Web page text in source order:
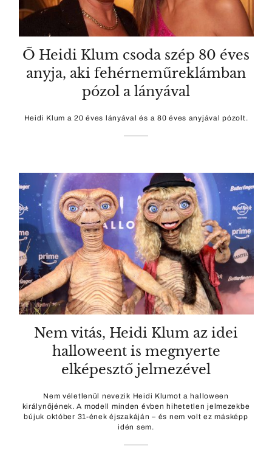
Ő Heidi Klum csoda szép 80 éves
anyja, aki fehérneműreklámban
pózol a lányával
Heidi Klum a 20 éves lányával és a 80 éves anyjával pózolt.
Nem vitás, Heidi Klum az idei
halloweent is megnyerte
elképesztő jelmezével
Nem véletlenül nevezik Heidi Klumot a halloween
királynőjének. A modell minden évben hihetetlen jelmezekbe
bújuk október 31-ének éjszakáján – és nem volt ez másképp
idén sem.